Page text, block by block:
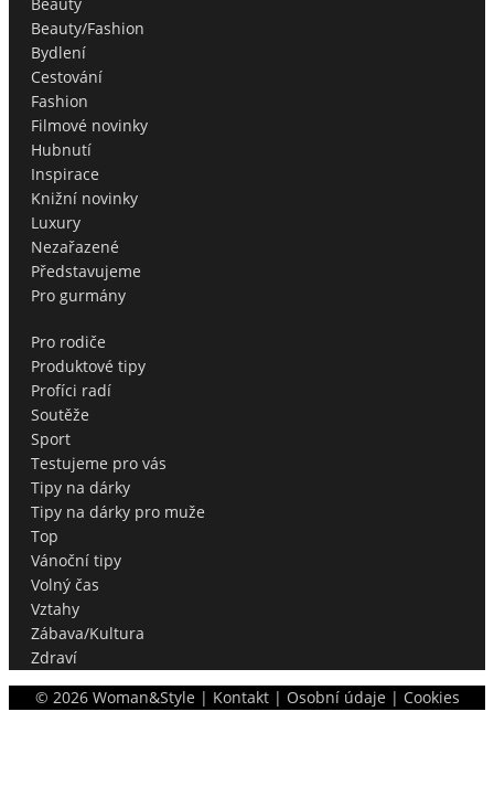
Beauty
Beauty/Fashion
Bydlení
Cestování
Fashion
Filmové novinky
Hubnutí
Inspirace
Knižní novinky
Luxury
Nezařazené
Představujeme
Pro gurmány
Pro rodiče
Produktové tipy
Profíci radí
Soutěže
Sport
Testujeme pro vás
Tipy na dárky
Tipy na dárky pro muže
Top
Vánoční tipy
Volný čas
Vztahy
Zábava/Kultura
Zdraví
© 2026Woman&Style | Kontakt| Osobní údaje | Cookies